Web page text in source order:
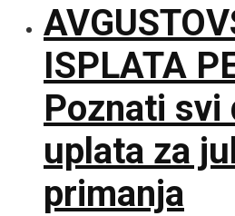
ISPLATA
Poznati svi
uplata za
primanja